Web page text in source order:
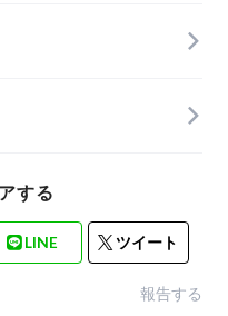
する
LINE ツイート
報告する